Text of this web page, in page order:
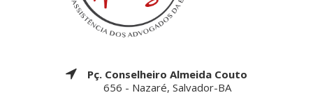
Pç. Conselheiro Almeida Couto
656 - Nazaré, Salvador-BA